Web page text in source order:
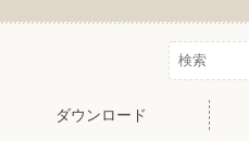
ダウンロード